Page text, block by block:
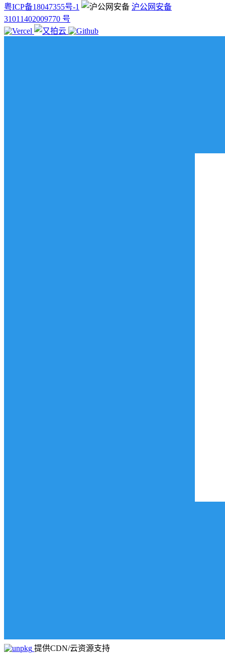
粤ICP备18047355号-1
沪公网安备
31011402009770 号
提供CDN/云资源支持